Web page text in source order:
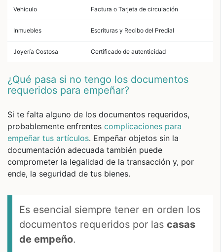
Vehículo Factura o Tarjeta de circulación
Inmuebles Escrituras y Recibo del Predial
Joyería Costosa Certificado de autenticidad
¿Qué pasa si no tengo los documentos
requeridos para empeñar?
Si te falta alguno de los documentos requeridos,
probablemente enfrentes complicaciones para
empeñar tus artículos. Empeñar objetos sin la
documentación adecuada también puede
comprometer la legalidad de la transacción y, por
ende, la seguridad de tus bienes.
Es esencial siempre tener en orden los
documentos requeridos por las casas
de empeño.